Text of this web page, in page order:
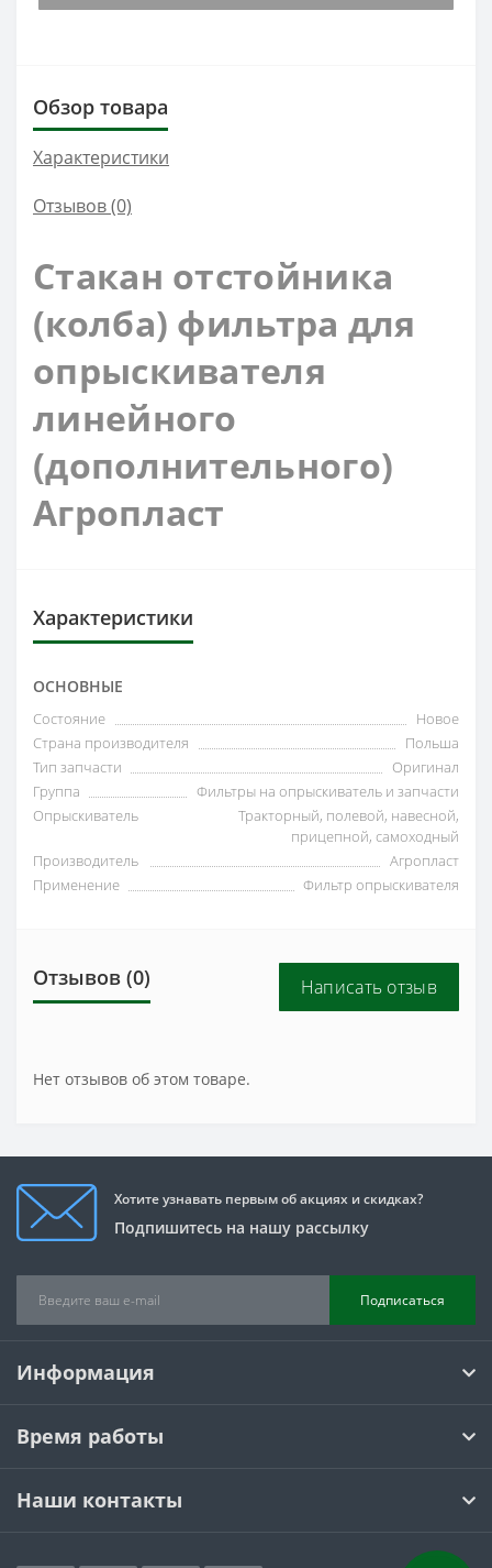
Обзор товара
Характеристики
Отзывов (0)
Стакан отстойника
(колба) фильтра для
опрыскивателя
линейного
(дополнительного)
Агропласт
Характеристики
ОСНОВНЫЕ
Состояние
Новое
Страна производителя
Польша
Тип запчасти
Оригинал
Группа
Фильтры на опрыскиватель и запчасти
Опрыскиватель
Тракторный, полевой, навесной,
прицепной, самоходный
Производитель
Агропласт
Применение
Фильтр опрыскивателя
Отзывов (0) Написать отзыв
Нет отзывов об этом товаре.
Хотите узнавать первым об акциях и скидках?
Подпишитесь на нашу рассылку
Подписаться
Информация
Время работы
Наши контакты